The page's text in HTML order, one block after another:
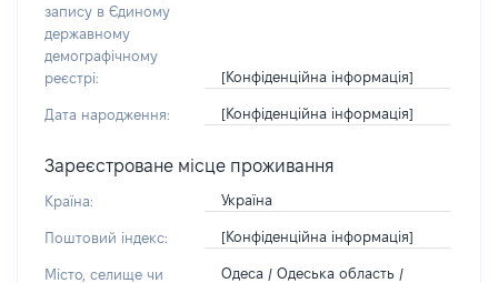
запису в Єдиному
державному
демографічному
реєстрі:
[Конфіденційна інформація]
Дата народження: [Конфіденційна інформація]
Зареєстроване місце проживання
Країна: Україна
Поштовий індекс: [Конфіденційна інформація]
Місто, селище чи
Одеса / Одеська область /